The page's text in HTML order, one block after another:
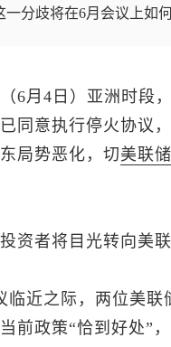
一分歧将在6月会议上如
6月4日）亚洲时段
同意执行停火协议
局势恶化，切美联储
资者将目光转向美
临近之际，两位美
前政策“恰到好处”